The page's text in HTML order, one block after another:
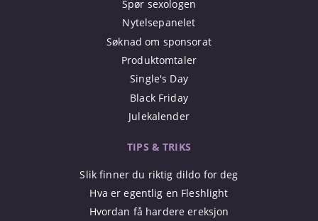
Spør sexologen
Nytelsepanelet
Søknad om sponsorat
Produktomtaler
Single's Day
Black Friday
Julekalender
TIPS & TRIKS
Slik finner du riktig dildo for deg
Hva er egentlig en Fleshlight
Hvordan få hardere ereksjon